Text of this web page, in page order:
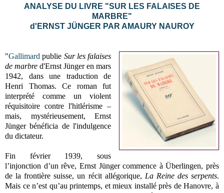
ANALYSE DU LIVRE "SUR LES FALAISES DE
MARBRE"
d'ERNST JÜNGER PAR AMAURY NAUROY
"Gallimard publie Sur les falaises
de marbre d'Ernst Jünger en mars
1942, dans une traduction de
Henri Thomas. Ce roman fut
interprété comme un violent
réquisitoire contre l'hitlérisme –
mais, mystérieusement, Ernst
Jünger bénéficia de l'indulgence
du dictateur.
Fin février 1939, sous
l’injonction d’un rêve, Ernst Jünger commence à Überlingen, près
de la frontière suisse, un récit allégorique, La Reine des serpents.
Mais ce n’est qu’au printemps, et mieux installé près de Hanovre, à